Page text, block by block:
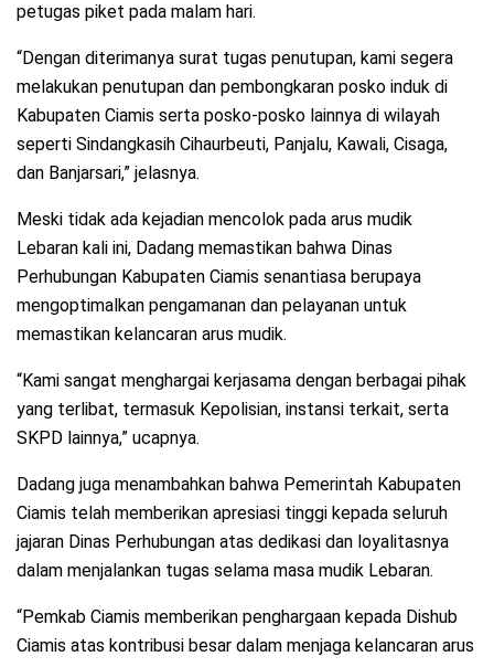
petugas piket pada malam hari.
“Dengan diterimanya surat tugas penutupan, kami segera
melakukan penutupan dan pembongkaran posko induk di
Kabupaten Ciamis serta posko-posko lainnya di wilayah
seperti Sindangkasih Cihaurbeuti, Panjalu, Kawali, Cisaga,
dan Banjarsari,” jelasnya.
Meski tidak ada kejadian mencolok pada arus mudik
Lebaran kali ini, Dadang memastikan bahwa Dinas
Perhubungan Kabupaten Ciamis senantiasa berupaya
mengoptimalkan pengamanan dan pelayanan untuk
memastikan kelancaran arus mudik.
“Kami sangat menghargai kerjasama dengan berbagai pihak
yang terlibat, termasuk Kepolisian, instansi terkait, serta
SKPD lainnya,” ucapnya.
Dadang juga menambahkan bahwa Pemerintah Kabupaten
Ciamis telah memberikan apresiasi tinggi kepada seluruh
jajaran Dinas Perhubungan atas dedikasi dan loyalitasnya
dalam menjalankan tugas selama masa mudik Lebaran.
“Pemkab Ciamis memberikan penghargaan kepada Dishub
Ciamis atas kontribusi besar dalam menjaga kelancaran arus